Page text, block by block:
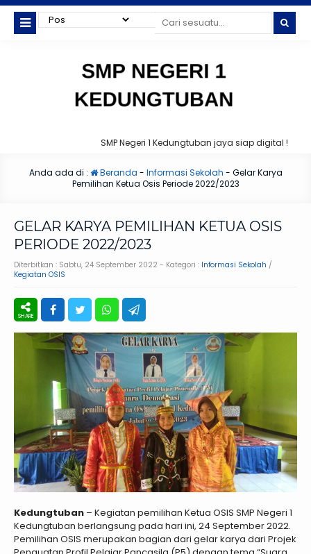
SMP Negeri 1 Kedungtuban jaya siap digital !
Anda ada di : Beranda - Informasi Sekolah - Gelar Karya
Pemilihan Ketua Osis Periode 2022/2023
GELAR KARYA PEMILIHAN KETUA OSIS
PERIODE 2022/2023
Diterbitkan : Sabtu, 24 September 2022 - Kategori : Informasi Sekolah /
Kegiatan OSIS
Kedungtuban – Kegiatan pemilihan Ketua OSIS SMP Negeri 1
Kedungtuban berlangsung pada hari ini, 24 September 2022.
Pemilihan OSIS merupakan bagian dari gelar karya dari Projek